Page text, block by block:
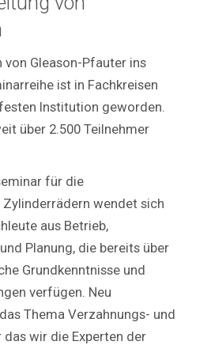
von Gleason-Pfauter ins
ist in Fachkreisen
Institution geworden.
über 2.500 Teilnehmer
für die
wendet sich
aus Betrieb,
Planung, die bereits über
Grundkenntnisse und
verfügen. Neu
Thema Verzahnungs- und
wir die Experten der